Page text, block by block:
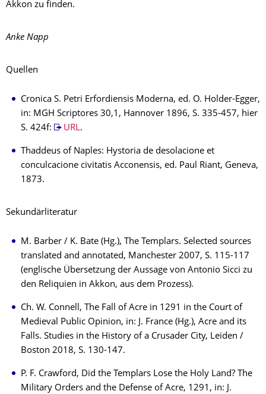
Akkon zu finden.
Anke Napp
Quellen
Cronica S. Petri Erfordiensis Moderna, ed. O. Holder-Egger,
in: MGH Scriptores 30,1, Hannover 1896, S. 335-457, hier
S. 424f:
URL.
Thaddeus of Naples: Hystoria de desolacione et
conculcacione civitatis Acconensis, ed. Paul Riant, Geneva,
1873.
Sekundärliteratur
M. Barber / K. Bate (Hg.), The Templars. Selected sources
translated and annotated, Manchester 2007, S. 115-117
(englische Übersetzung der Aussage von Antonio Sicci zu
den Reliquien in Akkon, aus dem Prozess).
Ch. W. Connell, The Fall of Acre in 1291 in the Court of
Medieval Public Opinion, in: J. France (Hg.), Acre and its
Falls. Studies in the History of a Crusader City, Leiden /
Boston 2018, S. 130-147.
P. F. Crawford, Did the Templars Lose the Holy Land? The
Military Orders and the Defense of Acre, 1291, in: J.